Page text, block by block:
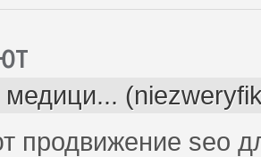
медици...
продвижение seo